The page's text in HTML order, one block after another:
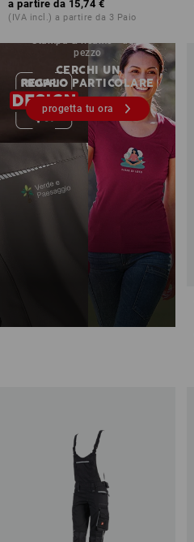
a partire da 15,74 €
(IVA incl.) a partire da 3 Paio
pezzo
CERCHI UN
REGALO PARTICOLARE
progetta tu ora